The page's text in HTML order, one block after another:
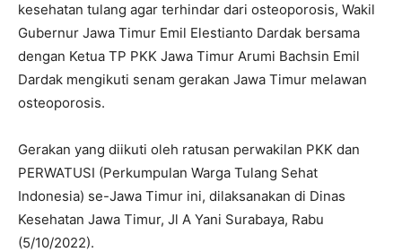
kesehatan tulang agar terhindar dari osteoporosis, Wakil
Gubernur Jawa Timur Emil Elestianto Dardak bersama
dengan Ketua TP PKK Jawa Timur Arumi Bachsin Emil
Dardak mengikuti senam gerakan Jawa Timur melawan
osteoporosis.
Gerakan yang diikuti oleh ratusan perwakilan PKK dan
PERWATUSI (Perkumpulan Warga Tulang Sehat
Indonesia) se-Jawa Timur ini, dilaksanakan di Dinas
Kesehatan Jawa Timur, Jl A Yani Surabaya, Rabu
(5/10/2022).